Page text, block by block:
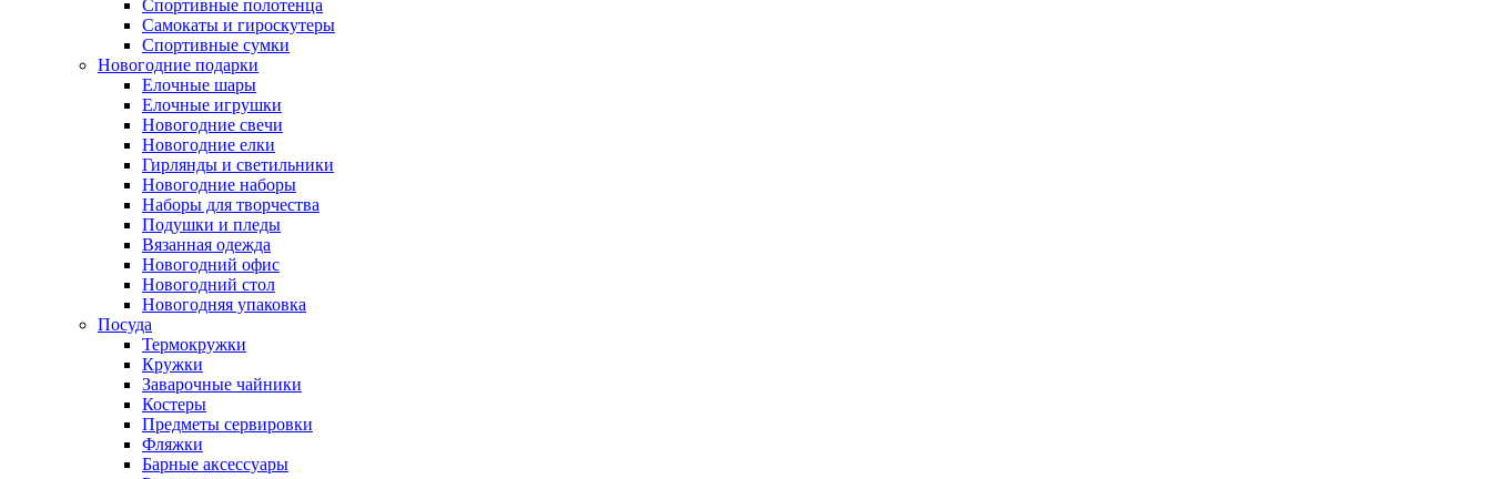
Спортивные полотенца
Самокаты и гироскутеры
Спортивные сумки
Новогодние подарки
Елочные шары
Елочные игрушки
Новогодние свечи
Новогодние елки
Гирлянды и светильники
Новогодние наборы
Наборы для творчества
Подушки и пледы
Вязанная одежда
Новогодний офис
Новогодний стол
Новогодняя упаковка
Посуда
Термокружки
Кружки
Заварочные чайники
Костеры
Предметы сервировки
Фляжки
Барные аксессуары